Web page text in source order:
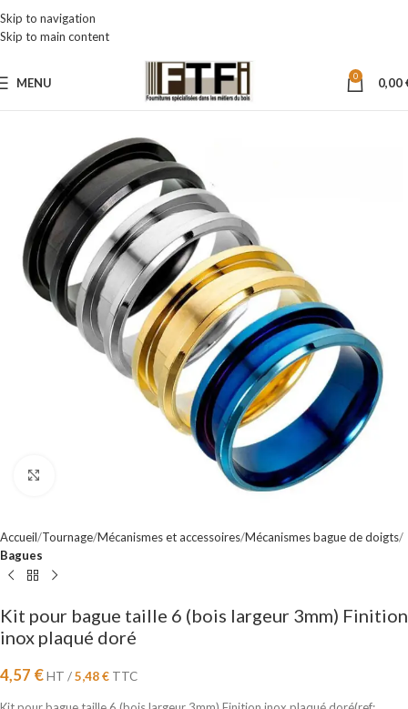
Skip to navigation
Skip to main content
MENU 0 0,00
Accueil Tournage Mécanismes et accessoires Mécanismes bague de doigts
Bagues
Kit pour bague taille 6 (bois largeur 3mm) Finition
inox plaqué doré
4,57 €HT /5,48€ TTC